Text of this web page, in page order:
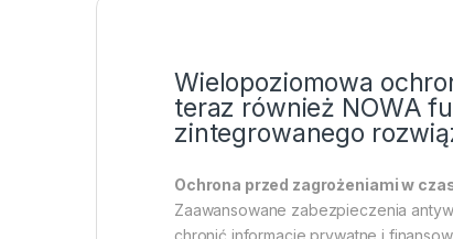
Wielopoziomowa
teraz również NOWA
zintegrowanego
Ochrona przed zagrożeniami w
Zaawansowane zabezpieczenia